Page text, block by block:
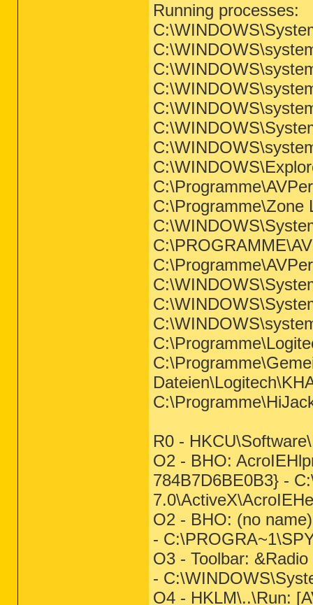
Running processes:
C:\Programme\Zone
R0 -
O2 - BHO:
784B7D6BE0B3} -
O2 - BHO: (no
-
O3 - Toolbar:
-
O4 - HKLM\..\Run: